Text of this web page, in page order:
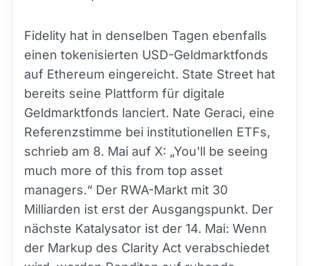
Fidelity hat in denselben Tagen ebenfalls
einen tokenisierten USD-Geldmarktfonds
auf Ethereum eingereicht. State Street hat
bereits seine Plattform für digitale
Geldmarktfonds lanciert. Nate Geraci, eine
Referenzstimme bei institutionellen ETFs,
schrieb am 8. Mai auf X: „You'll be seeing
much more of this from top asset
managers.“ Der RWA-Markt mit 30
Milliarden ist erst der Ausgangspunkt. Der
nächste Katalysator ist der 14. Mai: Wenn
der Markup des Clarity Act verabschiedet